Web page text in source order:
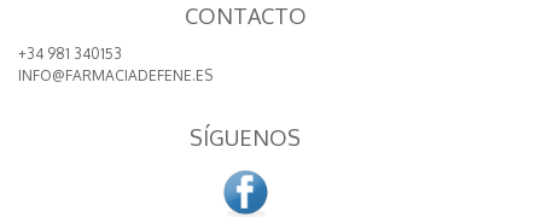
CONTACTO
+34 981 340153
INFO@FARMACIADEFENE.ES
SÍGUENOS